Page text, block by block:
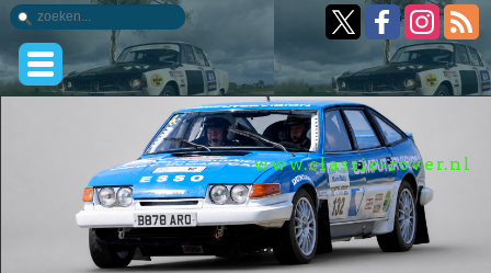
www.classic-rover.nl